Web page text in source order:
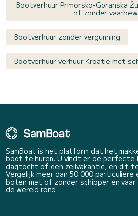
Bootverhuur Primorsko-Goranska
of zonder
Bootverhuur zonder vergunning
Bootverhuur verhuur Kroatië met
SamBoat is het platform dat het
boot te huren. U vindt er de perfecte
dagtocht of een zeilvakantie, en dit
Vergelijk meer dan 50 000 particuliere
boten met of zonder schipper en
de wereld rond.